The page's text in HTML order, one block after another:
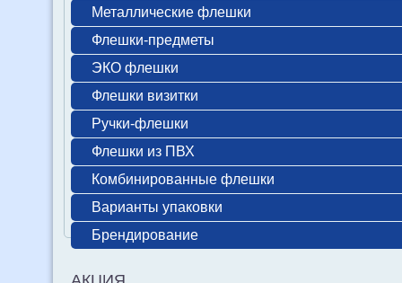
Металлические флешки
Флешки-предметы
ЭКО флешки
Флешки визитки
Ручки-флешки
Флешки из ПВХ
Комбинированные флешки
Варианты упаковки
Брендирование